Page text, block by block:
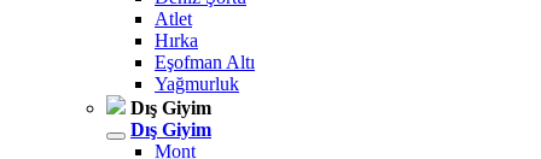
Atlet
Hırka
Eşofman Altı
Yağmurluk
Dış Giyim
Dış Giyim
Mont